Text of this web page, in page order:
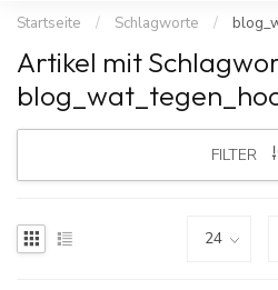
Startseite / Schlagworte /
Artikel mit
FILTER